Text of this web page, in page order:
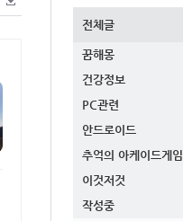
전체글
꿈해몽
건강정보
PC관련
안드로이드
추억의 아케이드게임
이것저것
작성중